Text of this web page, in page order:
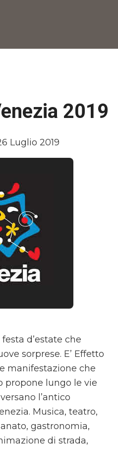
2019
Luglio 2019
d’estate che
sorprese. E’ Effetto
manifestazione che
propone lungo le vie
l’antico
Musica, teatro,
gastronomia,
di strada,